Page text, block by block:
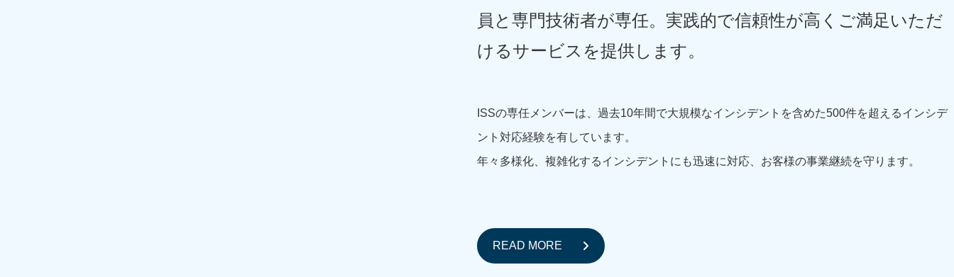
員と専門技術者が専任。実践的で信頼性が高くご満足いただ
けるサービスを提供します。
ISSの専任メンバーは、過去10年間で大規模なインシデントを含めた500件を超えるインシデ
ント対応経験を有しています。
年々多様化、複雑化するインシデントにも迅速に対応、お客様の事業継続を守ります。
READ MORE